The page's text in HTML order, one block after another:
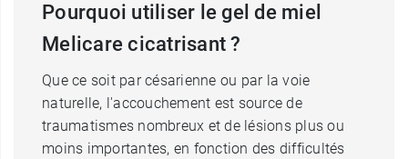
Pourquoi utiliser le gel de miel
Melicare cicatrisant ?
Que ce soit par césarienne ou par la voie
naturelle, l'accouchement est source de
traumatismes nombreux et de lésions plus ou
moins importantes, en fonction des difficultés